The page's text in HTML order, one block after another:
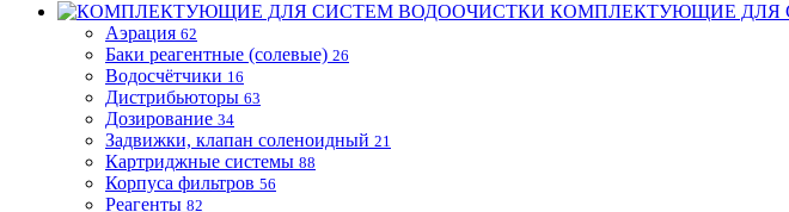
КОМПЛЕКТУЮЩИЕ ДЛЯ
Аэрация 62
Баки реагентные (солевые) 26
Водосчётчики 16
Дистрибьюторы 63
Дозирование 34
Задвижки, клапан соленоидный 21
Картриджные системы 88
Корпуса фильтров 56
Реагенты 82